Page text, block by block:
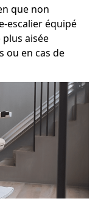
que non
escalier équipé
aisée
ou en cas de